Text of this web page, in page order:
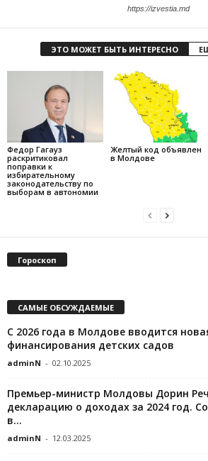
https://izvestia.md
ЭТО МОЖЕТ БЫТЬ ИНТЕРЕСНО
Федор Гагауз
раскритиковал
поправки к
избирательному
законодательству по
выборам в автономии
Желтый код объявлен
в Молдове
Гороскоп
САМЫЕ ОБСУЖДАЕМЫЕ
С 2026 года в Молдове вводится
финансирования детских садов
adminN - 02.10.2025
Премьер-министр Молдовы Дорин
декларацию о доходах за 2024 год.
в...
adminN - 12.03.2025